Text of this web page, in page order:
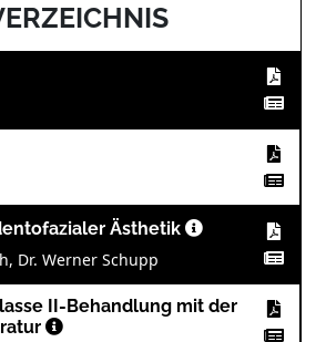
Ästhetik
Dr. Werner Schupp
II-Behandlung mit der